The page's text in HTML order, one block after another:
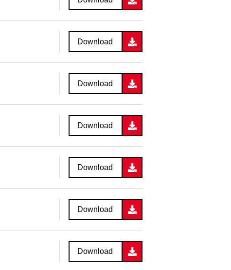
Download
Download
Download
Download
Download
Download